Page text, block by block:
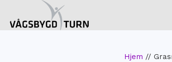
Hjem //